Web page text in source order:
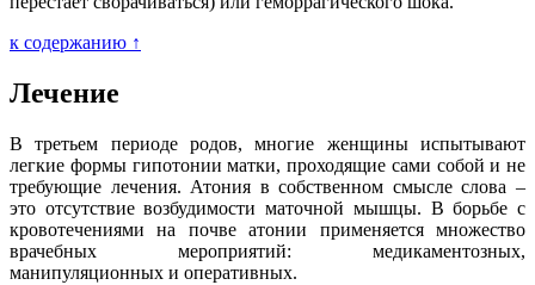
к содержанию ↑
Лечение
В третьем периоде родов, многие женщины испытывают
легкие формы гипотонии матки, проходящие сами собой и не
требующие лечения. Атония в собственном смысле слова –
это отсутствие возбудимости маточной мышцы. В борьбе с
кровотечениями на почве атонии применяется множество
врачебных мероприятий: медикаментозных,
манипуляционных и оперативных.